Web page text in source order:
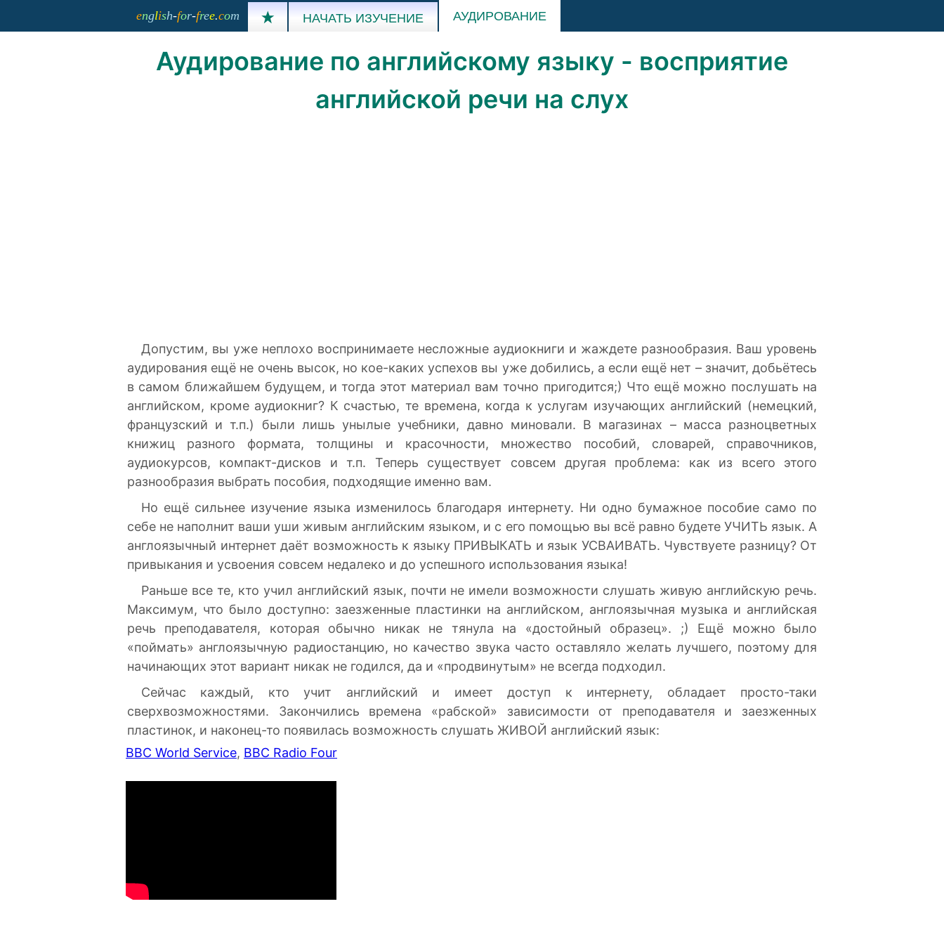
english-for-free.com  НАЧАТЬ ИЗУЧЕНИЕ АУДИРОВАНИЕ
Аудирование по английскому языку - восприятие
английской речи на слух
Допустим, вы уже неплохо воспринимаете несложные аудиокниги и жаждете разнообразия. Ваш уровень
аудирования ещё не очень высок, но кое-каких успехов вы уже добились, а если ещё нет – значит, добьётесь
в самом ближайшем будущем, и тогда этот материал вам точно пригодится;) Что ещё можно послушать на
английском, кроме аудиокниг? К счастью, те времена, когда к услугам изучающих английский (немецкий,
французский и т.п.) были лишь унылые учебники, давно миновали. В магазинах – масса разноцветных
книжиц разного формата, толщины и красочности, множество пособий, словарей, справочников,
аудиокурсов, компакт-дисков и т.п. Теперь существует совсем другая проблема: как из всего этого
разнообразия выбрать пособия, подходящие именно вам.
Но ещё сильнее изучение языка изменилось благодаря интернету. Ни одно бумажное пособие само по
себе не наполнит ваши уши живым английским языком, и с его помощью вы всё равно будете УЧИТЬ язык. А
англоязычный интернет даёт возможность к языку ПРИВЫКАТЬ и язык УСВАИВАТЬ. Чувствуете разницу? От
привыкания и усвоения совсем недалеко и до успешного использования языка!
Раньше все те, кто учил английский язык, почти не имели возможности слушать живую английскую речь.
Максимум, что было доступно: заезженные пластинки на английском, англоязычная музыка и английская
речь преподавателя, которая обычно никак не тянула на «достойный образец». ;) Ещё можно было
«поймать» англоязычную радиостанцию, но качество звука часто оставляло желать лучшего, поэтому для
начинающих этот вариант никак не годился, да и «продвинутым» не всегда подходил.
Сейчас каждый, кто учит английский и имеет доступ к интернету, обладает просто-таки
сверхвозможностями. Закончились времена «рабской» зависимости от преподавателя и заезженных
пластинок, и наконец-то появилась возможность слушать ЖИВОЙ английский язык:
BBC World Service, BBC Radio Four